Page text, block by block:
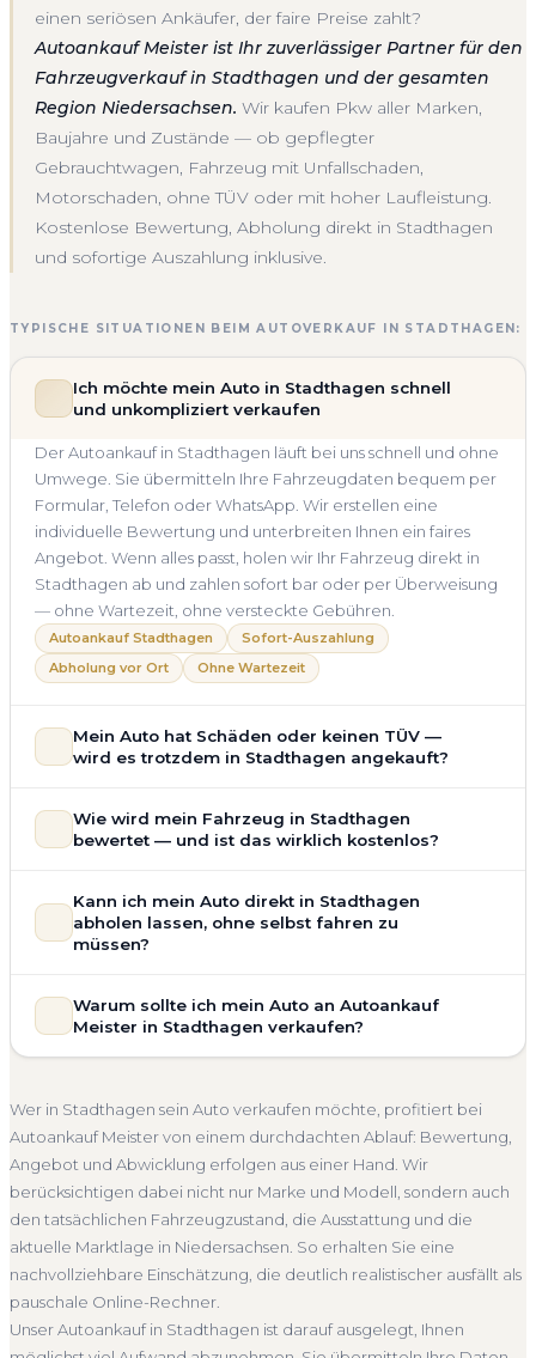
einen seriösen Ankäufer, der faire Preise zahlt?
Autoankauf Meister ist Ihr zuverlässiger Partner für den
Fahrzeugverkauf in Stadthagen und der gesamten
Region Niedersachsen. Wir kaufen Pkw aller Marken,
Baujahre und Zustände — ob gepflegter
Gebrauchtwagen, Fahrzeug mit Unfallschaden,
Motorschaden, ohne TÜV oder mit hoher Laufleistung.
Kostenlose Bewertung, Abholung direkt in Stadthagen
und sofortige Auszahlung inklusive.
TYPISCHE SITUATIONEN BEIM AUTOVERKAUF IN STADTHAGEN:
Ich möchte mein Auto in Stadthagen schnell
und unkompliziert verkaufen
Der Autoankauf in Stadthagen läuft bei uns schnell und ohne
Umwege. Sie übermitteln Ihre Fahrzeugdaten bequem per
Formular, Telefon oder WhatsApp. Wir erstellen eine
individuelle Bewertung und unterbreiten Ihnen ein faires
Angebot. Wenn alles passt, holen wir Ihr Fahrzeug direkt in
Stadthagen ab und zahlen sofort bar oder per Überweisung
— ohne Wartezeit, ohne versteckte Gebühren.
Autoankauf Stadthagen
Sofort-Auszahlung
Abholung vor Ort
Ohne Wartezeit
Mein Auto hat Schäden oder keinen TÜV —
wird es trotzdem in Stadthagen angekauft?
Motorschaden, Getriebeschaden, abgelaufenem TÜV oder
allgemeinem Reparaturbedarf direkt in Stadthagen an. Der
Bewertung ein. Anders als Online-Rechner berücksichtigen
wir den realen Zustand und die aktuelle Nachfrage für eine
Getriebeschaden
Faire Bewertung
Wie wird mein Fahrzeug in Stadthagen
bewertet — und ist das wirklich kostenlos?
Stadthagen ist vollständig kostenlos und unverbindlich. Wir
prüfen Marke, Modell, Baujahr, Kilometerstand, Ausstattung,
Einschätzung, die nah am tatsächlichen Verkaufspreis liegt —
speziell für den Markt in Niedersachsen.
Kann ich mein Auto direkt in Stadthagen
abholen lassen, ohne selbst fahren zu
müssen?
umfasst die kostenlose Abholung direkt an Ihrer Adresse —
egal ob zu Hause, am Arbeitsplatz oder an einem Treffpunkt
erfolgt direkt bei Übergabe, auf Wunsch übernehmen wir
auch die Abmeldung.
Abholung Stadthagen Nicht fahrbereit
Barzahlung
Abmeldung inklusive
Warum sollte ich mein Auto an Autoankauf
Meister in Stadthagen verkaufen?
deutschlandweit an — auch in Stadthagen und ganz
Niedersachsen. Sie erhalten eine kostenlose Bewertung, ein
verbindliches Angebot und auf Wunsch den kompletten
Service von der Abholung bis zur Abmeldung. Über 4.800
zufriedene Kunden sprechen für sich.
Seit 2010 4.800+ Ankäufe
Komplettservice
Niedersachsen
Wer in Stadthagen sein Auto verkaufen möchte, profitiert bei
Autoankauf Meister von einem durchdachten Ablauf: Bewertung,
Angebot und Abwicklung erfolgen aus einer Hand. Wir
berücksichtigen dabei nicht nur Marke und Modell, sondern auch
den tatsächlichen Fahrzeugzustand, die Ausstattung und die
aktuelle Marktlage in Niedersachsen. So erhalten Sie eine
nachvollziehbare Einschätzung, die deutlich realistischer ausfällt als
pauschale Online-Rechner.
Unser Autoankauf in Stadthagen ist darauf ausgelegt, Ihnen